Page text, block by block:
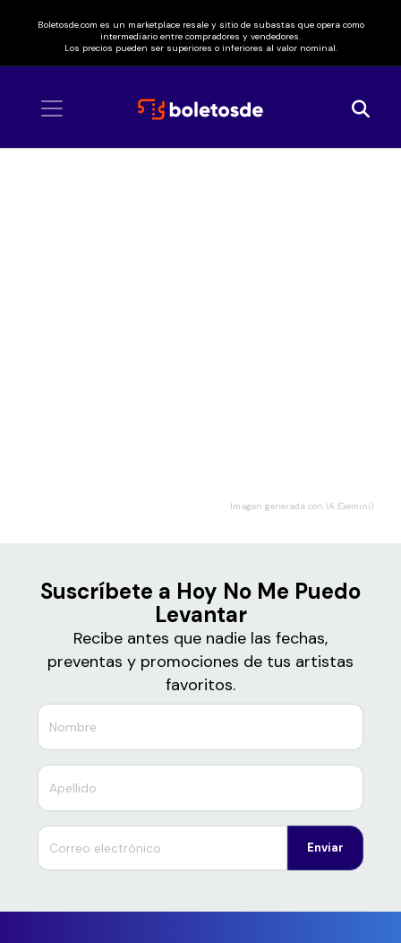
Boletosde.com es un marketplace resale y sitio de subastas que opera como
intermediario entre compradores y vendedores.
Los precios pueden ser superiores o inferiores al valor nominal.
Imagen generada con IA (Gemini)
Suscríbete a Hoy No Me Puedo
Levantar
Recibe antes que nadie las fechas,
preventas y promociones de tus artistas
favoritos.
Enviar